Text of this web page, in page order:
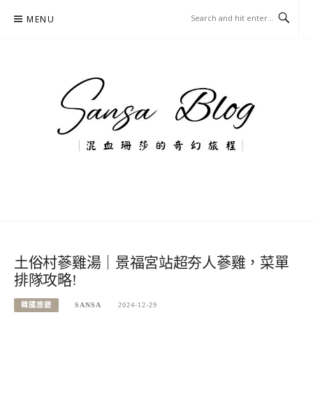
MENU
土俗村蔘雞湯｜景福宮站超夯人蔘雞，菜單
排隊攻略!
韓國旅遊 SANSA 2024-12-29